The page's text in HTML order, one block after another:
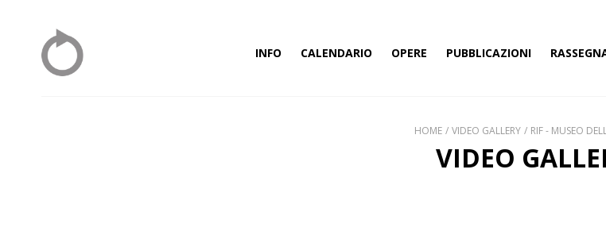
INFO CALENDARIO OPERE PUBBLICAZIONI
HOME VIDEO GALLERY RIF - MUSEO
VIDEO